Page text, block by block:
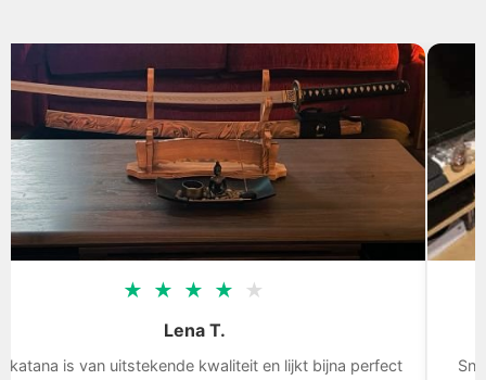
★ ★ ★ ★
Lena T.
is van uitstekende kwaliteit en lijkt bijna perfect
Snelle